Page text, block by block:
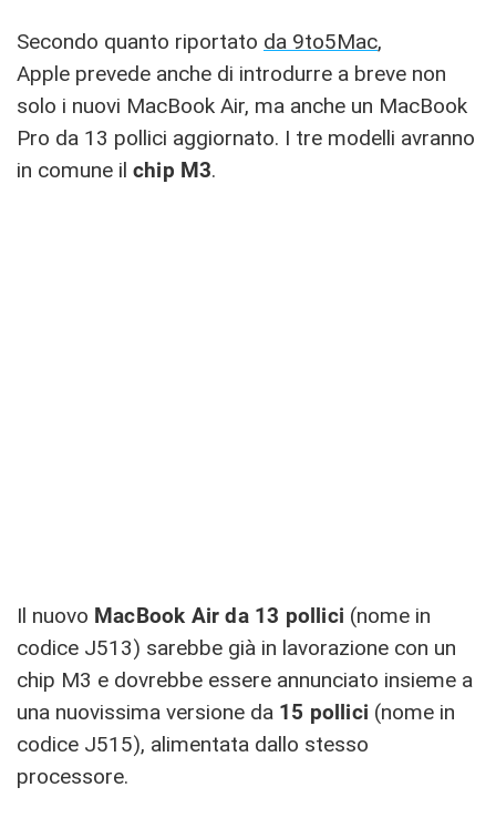
Secondo quanto riportato da 9to5Mac,
Apple prevede anche di introdurre a breve non
solo i nuovi MacBook Air, ma anche un MacBook
Pro da 13 pollici aggiornato. I tre modelli avranno
in comune il chip M3.
Il nuovo MacBook Air da 13 pollici (nome in
codice J513) sarebbe già in lavorazione con un
chip M3 e dovrebbe essere annunciato insieme a
una nuovissima versione da 15 pollici (nome in
codice J515), alimentata dallo stesso
processore.